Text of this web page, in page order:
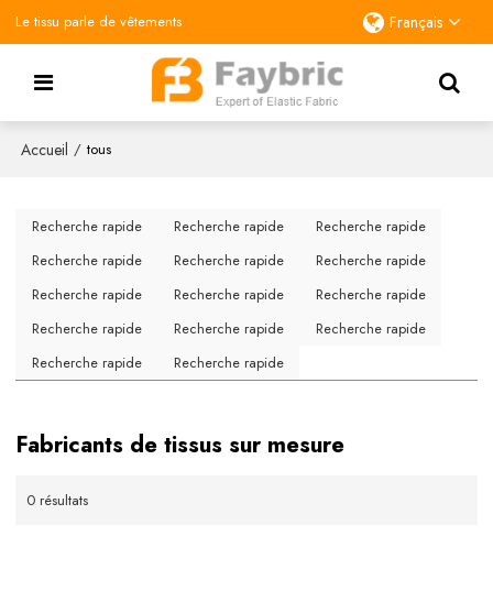
Le tissu parle de vêtements Français
Accueil / tous
Recherche rapide Recherche rapide
Recherche rapide
Recherche rapide
Recherche rapide
Recherche rapide
Recherche rapide
Recherche rapide
Recherche rapide
Recherche rapide
Recherche rapide
Recherche rapide
Recherche rapide
Recherche rapide
Fabricants de tissus sur mesure
0 résultats